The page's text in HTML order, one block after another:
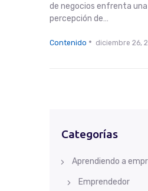
de negocios enfrenta
percepción de…
Contenido diciembre 26,
Categorías
Aprendiendo a
Emprendedor